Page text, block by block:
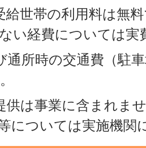
給世帯の利用料は無
い経費については実
通所時の交通費（駐
供は事業に含まれま
については実施機関